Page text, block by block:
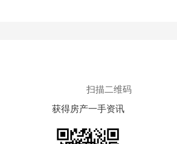
扫描二维码
获得房产一手资讯